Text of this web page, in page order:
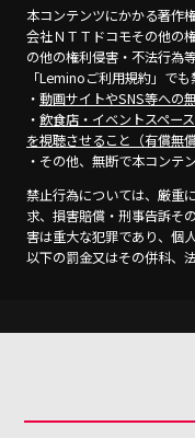
＜当選発表時の連絡方法に
・ドコモ回線をご利用の方
メッセージRでご連絡い
・ahamo/irumoをご利用
ahamoで「ドコモメール
をご契約いただいており
絡いたします。
・上記以外の方
ドコモ回線以外をご契約
で「ドコモメール持ち運
合は本特典にお申込みい
※ドメイン指定受信で拒否
「
てください。
※dアカウントに紐づくメー
いない場合は受信できま
■注意事項（ご応募の前
２．本特典の応募は1回限
た不正応募が発覚した場
本コンテンツにかかる著作
会社ＮＴＴドコモその他の
の他の権利侵害・不法行為
「Leminoご利用規約」でも
・動画サイトやSNS等への
・飲食店・イベントスペー
を視聴させること（有償無
・その他、無断で本コンテ
禁止行為については、厳重
求、損害賠償・刑事告訴そ
害は重大な犯罪であり、個
以下の罰金又はその併科、